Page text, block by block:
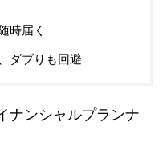
時届く
ダブりも回避
ナンシャルプランナ